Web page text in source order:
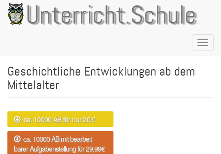
Direkt
zum
Inhalt
Unterricht.Schule
Geschichtliche Entwicklungen ab dem
Mittelalter
ca. 10000 AB für nur 20 €
ca. 10000 AB mit bearbeit-
barer Aufgabenstellung für 29,99€